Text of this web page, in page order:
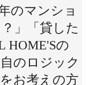
のマンショ
」「貸した
HOME'Sの
のロジック
お考えの方